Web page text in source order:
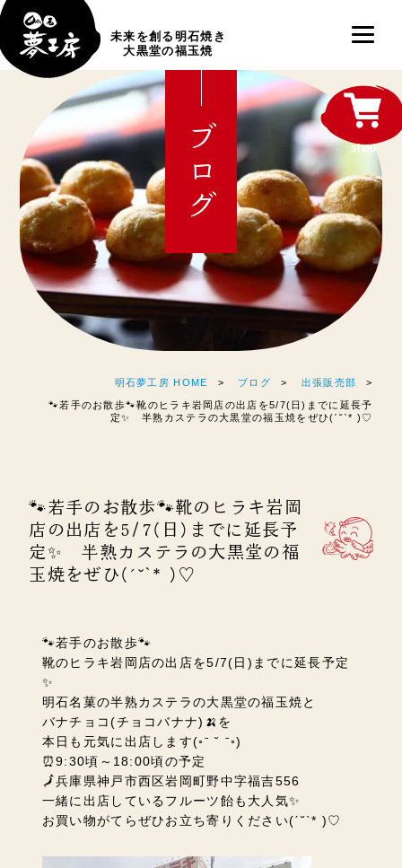
未来を創る明石焼き
大黒堂の福玉焼
ブログ
明石夢工房 HOME ブログ 出張販売部
🐾若手のお散歩🐾靴のヒラキ岩岡店の出店を5/7(日)までに延長予
定✨ 半熟カステラの大黒堂の福玉焼をぜひ(ˊ˘ˋ* )♡
🐾若手のお散歩🐾靴のヒラキ岩岡
店の出店を5/7(日)までに延長予
定✨ 半熟カステラの大黒堂の福
玉焼をぜひ(ˊ˘ˋ* )♡
🐾若手のお散歩🐾
靴のヒラキ岩岡店の出店を5/7(日)までに延長予定
✨
明石名菓の半熟カステラの大黒堂の福玉焼と
バナチョコ(チョコバナナ)🍌を
本日も元気に出店します(◦ˉ ˘ ˉ◦)
⏰9:30頃～18:00頃の予定
🗾兵庫県神戸市西区岩岡町野中字福吉556
一緒に出店しているフルーツ飴も大人気✨
お買い物がてらぜひお立ち寄りください(ˊ˘ˋ* )♡
shop